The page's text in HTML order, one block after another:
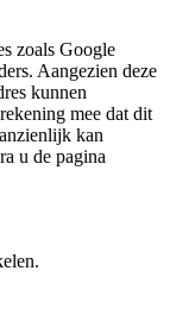
zoals Google
Aangezien deze
kunnen
mee dat dit
kan
u de pagina